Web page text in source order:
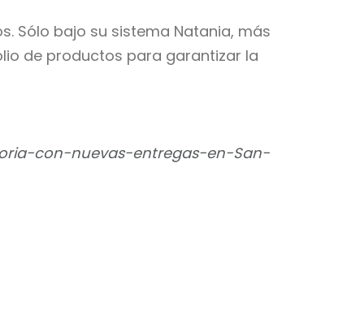
Sólo bajo su sistema Natania, más
de productos para garantizar la
con-nuevas-entregas-en-San-